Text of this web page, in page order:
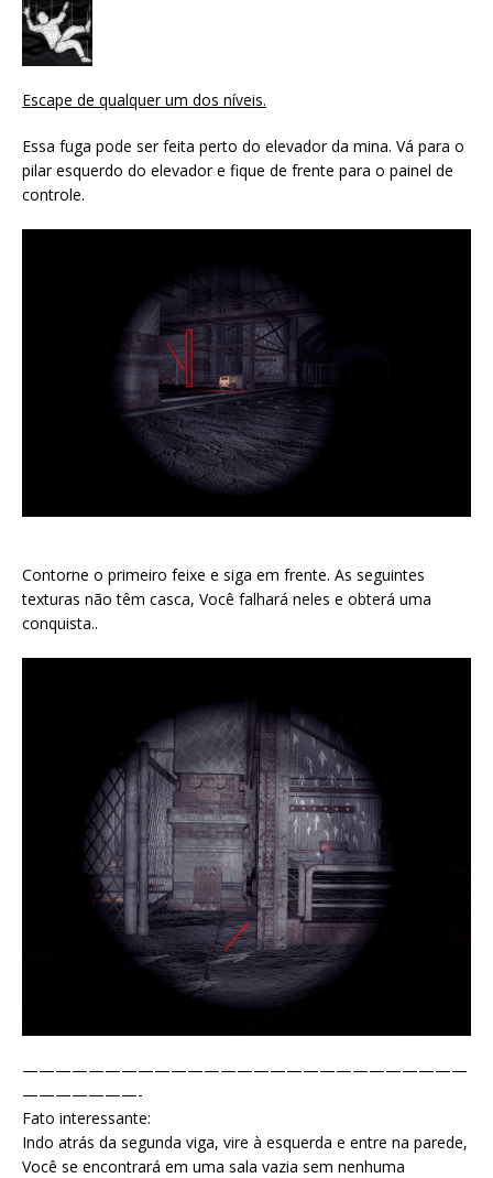
Escape de qualquer um dos níveis.
Essa fuga pode ser feita perto do elevador da mina. Vá para o
pilar esquerdo do elevador e fique de frente para o painel de
controle.
Contorne o primeiro feixe e siga em frente. As seguintes
texturas não têm casca, Você falhará neles e obterá uma
conquista..
———————————————————————————
———————-
Fato interessante:
Indo atrás da segunda viga, vire à esquerda e entre na parede,
Você se encontrará em uma sala vazia sem nenhuma